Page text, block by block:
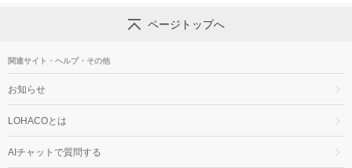
ページトップへ
関連サイト・ヘルプ・その他
お知らせ
LOHACOとは
AIチャットで質問する